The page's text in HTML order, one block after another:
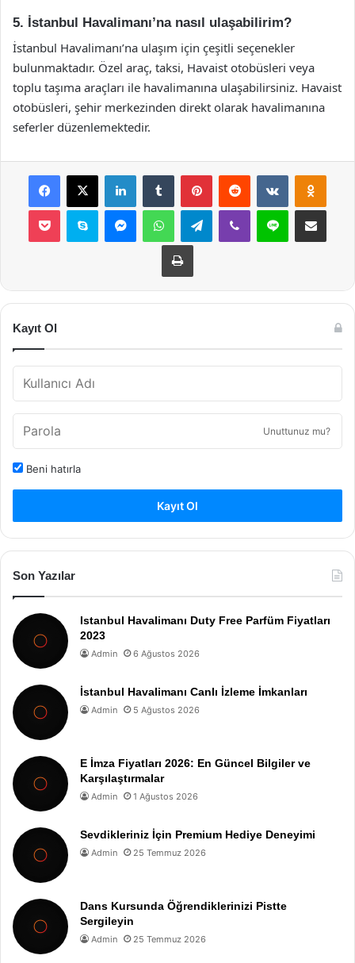
5. İstanbul Havalimanı’na nasıl ulaşabilirim?
İstanbul Havalimanı’na ulaşım için çeşitli seçenekler
bulunmaktadır. Özel araç, taksi, Havaist otobüsleri veya
toplu taşıma araçları ile havalimanına ulaşabilirsiniz. Havaist
otobüsleri, şehir merkezinden direkt olarak havalimanına
seferler düzenlemektedir.
Facebook
X LinkedInTumblr PinterestReddit VKontakte
Pocket Skype MessengerWhatsAppTelegramViber Line E-Posta ile
Yazdır
Kayıt Ol
Unuttunuz mu?
Beni hatırla
Kayıt Ol
Son Yazılar
Istanbul Havalimanı Duty Free Parfüm Fiyatları
2023
Admin 6 Ağustos 2026
İstanbul Havalimanı Canlı İzleme İmkanları
Admin 5 Ağustos 2026
E İmza Fiyatları 2026: En Güncel Bilgiler ve
Karşılaştırmalar
Admin 1 Ağustos 2026
Sevdikleriniz İçin Premium Hediye Deneyimi
Admin 25 Temmuz 2026
Dans Kursunda Öğrendiklerinizi Pistte
Sergileyin
Admin 25 Temmuz 2026